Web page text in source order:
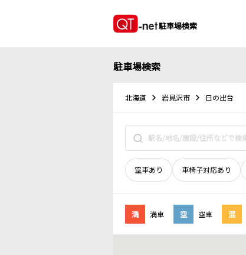
駐車場検索
駐車場検索
北海道 岩見沢市 日の出台
空車あり 車椅子対応あり
満 満車 空 空車 混